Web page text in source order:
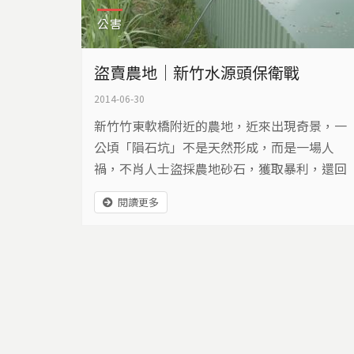
公害
盜賣農地｜新竹水源頭保衛戰
2014-06-30
新竹竹東軟橋附近的農地，近來出現奇景，一
公頃「隕石坑」不是天然形成，而是一場人
禍，不肖人士盜採農地砂石，獲取暴利，還回
填不明物質，這裡位在頭前溪上游的上坪溪
畔，是新竹市民的飲用水源，水源頭的保衛戰
閱讀更多